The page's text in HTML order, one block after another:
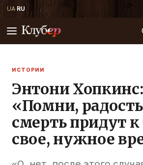
UA·RU
ИСТОРИИ
Энтони Хопкинс:
«Помни,
смерть придут к
свое, нужное